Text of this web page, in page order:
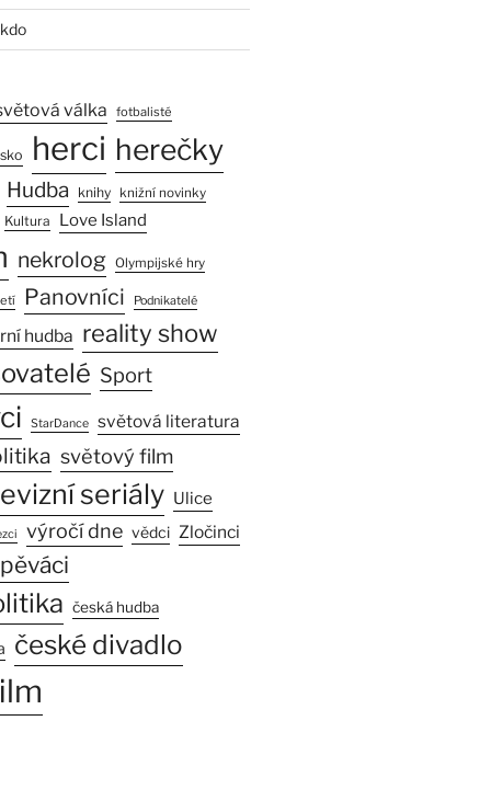
válka fotbalisté
herci herečky
Hudba knihy knižní novinky
Kultura Love Island
nekrolog Olympijské hry
Panovníci Podnikatelé
hudba reality show
Sport
StarDance světová literatura
světový film
seriály Ulice
výročí dne vědci Zločinci
česká hudba
české divadlo